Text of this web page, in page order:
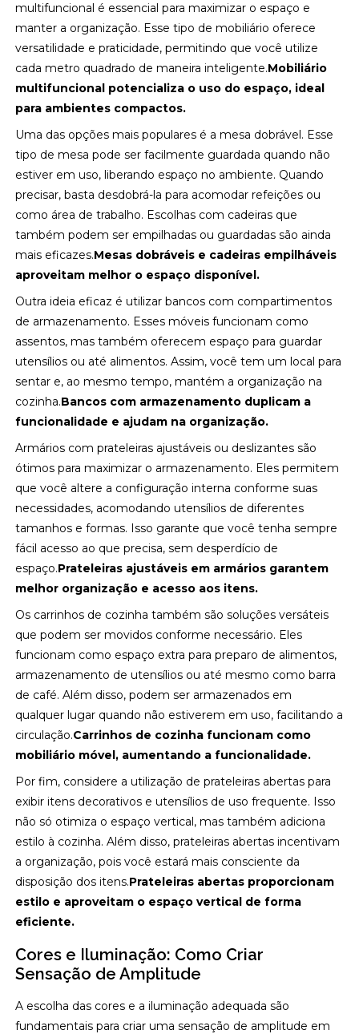
multifuncional é essencial para maximizar o espaço e
manter a organização. Esse tipo de mobiliário oferece
versatilidade e praticidade, permitindo que você utilize
cada metro quadrado de maneira inteligente.Mobiliário
multifuncional potencializa o uso do espaço, ideal
para ambientes compactos.
Uma das opções mais populares é a mesa dobrável. Esse
tipo de mesa pode ser facilmente guardada quando não
estiver em uso, liberando espaço no ambiente. Quando
precisar, basta desdobrá-la para acomodar refeições ou
como área de trabalho. Escolhas com cadeiras que
também podem ser empilhadas ou guardadas são ainda
mais eficazes.Mesas dobráveis e cadeiras empilháveis
aproveitam melhor o espaço disponível.
Outra ideia eficaz é utilizar bancos com compartimentos
de armazenamento. Esses móveis funcionam como
assentos, mas também oferecem espaço para guardar
utensílios ou até alimentos. Assim, você tem um local para
sentar e, ao mesmo tempo, mantém a organização na
cozinha.Bancos com armazenamento duplicam a
funcionalidade e ajudam na organização.
Armários com prateleiras ajustáveis ou deslizantes são
ótimos para maximizar o armazenamento. Eles permitem
que você altere a configuração interna conforme suas
necessidades, acomodando utensílios de diferentes
tamanhos e formas. Isso garante que você tenha sempre
fácil acesso ao que precisa, sem desperdício de
espaço.Prateleiras ajustáveis em armários garantem
melhor organização e acesso aos itens.
Os carrinhos de cozinha também são soluções versáteis
que podem ser movidos conforme necessário. Eles
funcionam como espaço extra para preparo de alimentos,
armazenamento de utensílios ou até mesmo como barra
de café. Além disso, podem ser armazenados em
qualquer lugar quando não estiverem em uso, facilitando a
circulação.Carrinhos de cozinha funcionam como
mobiliário móvel, aumentando a funcionalidade.
Por fim, considere a utilização de prateleiras abertas para
exibir itens decorativos e utensílios de uso frequente. Isso
não só otimiza o espaço vertical, mas também adiciona
estilo à cozinha. Além disso, prateleiras abertas incentivam
a organização, pois você estará mais consciente da
disposição dos itens.Prateleiras abertas proporcionam
estilo e aproveitam o espaço vertical de forma
eficiente.
Cores e Iluminação: Como Criar
Sensação de Amplitude
A escolha das cores e a iluminação adequada são
fundamentais para criar uma sensação de amplitude em